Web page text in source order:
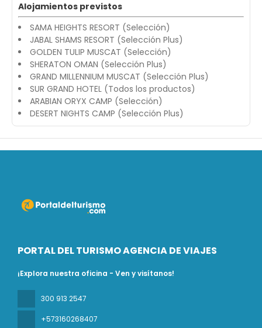
Alojamientos previstos
SAMA HEIGHTS RESORT (Selección)
JABAL SHAMS RESORT (Selección Plus)
GOLDEN TULIP MUSCAT (Selección)
SHERATON OMAN (Selección Plus)
GRAND MILLENNIUM MUSCAT (Selección Plus)
SUR GRAND HOTEL (Todos los productos)
ARABIAN ORYX CAMP (Selección)
DESERT NIGHTS CAMP (Selección Plus)
PORTAL DEL TURISMO AGENCIA DE VIAJES
¡Explora nuestra oficina - Ven y visítanos!
300 913 2547
+573160268407